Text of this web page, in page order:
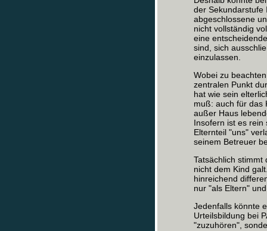
der Sekundarstufe
abgeschlossene
nicht vollständig
eine
sind, sich
einzulassen.
Wobei zu
zentralen Punkt
hat wie sein
muß: auch für das
außer Haus
Insofern ist es rein
Elternteil "uns"
seinem Betreuer
Tatsächlich stimmt
nicht dem Kind
hinreichend
nur "als Eltern"
Jedenfalls könnte
Urteilsbildung bei
"zuzuhören",